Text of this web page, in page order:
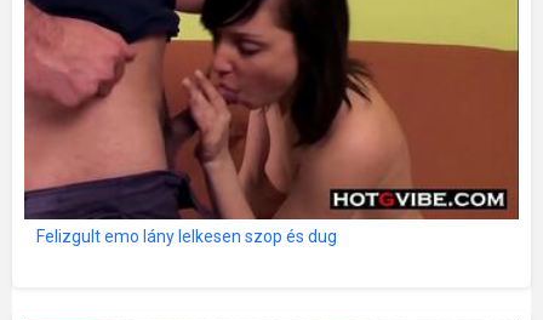
Felizgult emo lány lelkesen szop és dug